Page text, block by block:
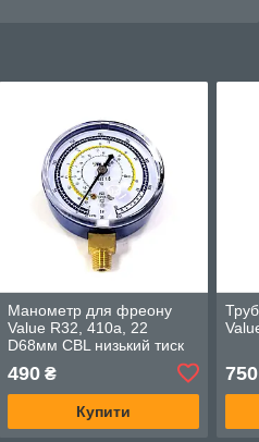
Манометр для фреону
Value R32, 410a, 22
D68мм CBL низький тиск
490₴
Купити
750